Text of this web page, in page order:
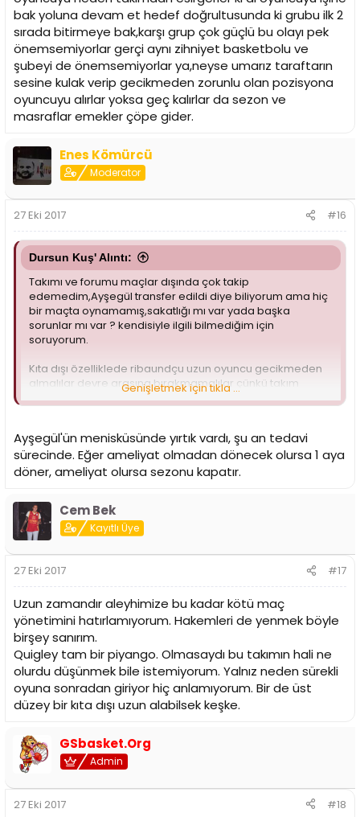
bak yoluna devam et hedef doğrultusunda ki grubu ilk 2
sırada bitirmeye bak,karşı grup çok güçlü bu olayı pek
önemsemiyorlar gerçi aynı zihniyet basketbolu ve
şubeyi de önemsemiyorlar ya,neyse umarız taraftarın
sesine kulak verip gecikmeden zorunlu olan pozisyona
oyuncuyu alırlar yoksa geç kalırlar da sezon ve
masraflar emekler çöpe gider.
Enes Kömürcü
Moderator
27 Eki 2017 #16
Dursun Kuş' Alıntı:
Takımı ve forumu maçlar dışında çok takip
edemedim,Ayşegül transfer edildi diye biliyorum ama hiç
bir maçta oynamamış,sakatlığı mı var yada başka
sorunlar mı var ? kendisiyle ilgili bilmediğim için
soruyorum.
Kıta dışı özelliklede ribaundçu uzun oyuncu gecikmeden
almalılar devre arasına bırakmamalılar çünkü takım
kırılgan yapıya sahip belli oyuncuların sırtında gidiyor
ve masraf yapıldı,yıllardır aynı zihniyet devam ediyor
yaptıkları transferleri ve masrafları kırılma noktası olacak
seviyede bırakıyorlar,almışlar o kadar oyuncuyu son 1-2
bak yoluna devam et hedef doğrultusunda ki grubu ilk 2
sırada bitirmeye bak,karşı grup çok güçlü bu olayı pek
önemsemiyorlar gerçi aynı zihniyet basketbolu ve şubeyi
de önemsemiyorlar ya,neyse umarız taraftarın sesine
kulak verip gecikmeden zorunlu olan pozisyona oyuncuyu
alırlar yoksa geç kalırlar da sezon ve masraflar emekler
çöpe gider.
Genişletmek için tıkla ...
Ayşegül'ün menisküsünde yırtık vardı, şu an tedavi
sürecinde. Eğer ameliyat olmadan dönecek olursa 1 aya
döner, ameliyat olursa sezonu kapatır.
Cem Bek
Kayıtlı Üye
27 Eki 2017 #17
Uzun zamandır aleyhimize bu kadar kötü maç
yönetimini hatırlamıyorum. Hakemleri de yenmek böyle
birşey sanırım.
Quigley tam bir piyango. Olmasaydı bu takımın hali ne
olurdu düşünmek bile istemiyorum. Yalnız neden sürekli
oyuna sonradan giriyor hiç anlamıyorum. Bir de üst
düzey bir kıta dışı uzun alabilsek keşke.
GSbasket.Org
Admin
27 Eki 2017 #18